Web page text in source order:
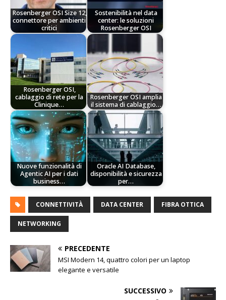
Rosenberger OSI Size 12,
connettore per ambienti
critici
Sostenibilità nel data
center: le soluzioni
Rosenberger OSI
Rosenberger OSI,
cablaggio di rete per la
Clinique…
Rosenberger OSI amplia
il sistema di cablaggio…
Nuove funzionalità di
Agentic AI per i dati
business…
Oracle AI Database,
disponibilità e sicurezza
per…
CONNETTIVITÀ DATA CENTER FIBRA OTTICA
NETWORKING
PRECEDENTE
MSI Modern 14, quattro colori per un laptop
elegante e versatile
SUCCESSIVO